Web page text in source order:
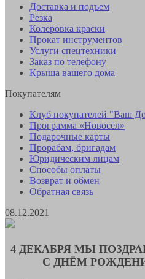
Доставка и подъем
Резка
Колеровка краски
Прокат инструментов
Услуги спецтехники
Заказ по телефону
Крыша вашего дома
Покупателям
Клуб покупателей "Ваш
Программа «Новосёл»
Подарочные карты
Прорабам, бригадам
Юридическим лицам
Способы оплаты
Возврат и обмен
Обратная связь
08.12.2021
4 ДЕКАБРЯ МЫ
С ДНЁМ